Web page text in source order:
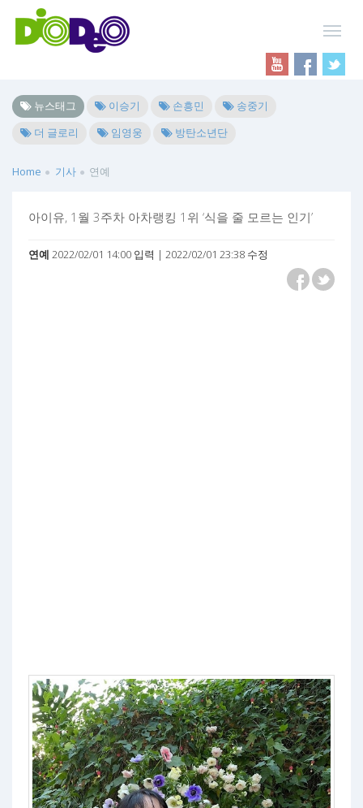
뉴스태그 이승기 손흥민
송중기
더 글로리
임영웅 방탄소년단
Home 기사 연예
아이유, 1월 3주차 아차랭킹 1위 ‘식을 줄 모르는 인기’
연예 2022/02/01 14:00 입력 | 2022/02/01 23:38 수정